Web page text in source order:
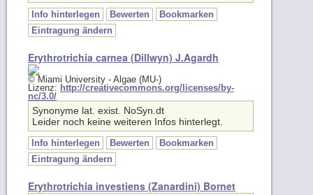
Info hinterlegen Bewerten
Bookmarken
Eintragung ändern
Erythrotrichia carnea (Dillwyn) J.Agardh
© Miami University - Algae (MU-)
Lizenz: http://creativecommons.org/licenses/by-
nc/3.0/
Synonyme lat. exist. NoSyn.dt
Leider noch keine weiteren Infos hinterlegt.
Info hinterlegen Bewerten
Bookmarken
Eintragung ändern
Erythrotrichia investiens (Zanardini) Bornet